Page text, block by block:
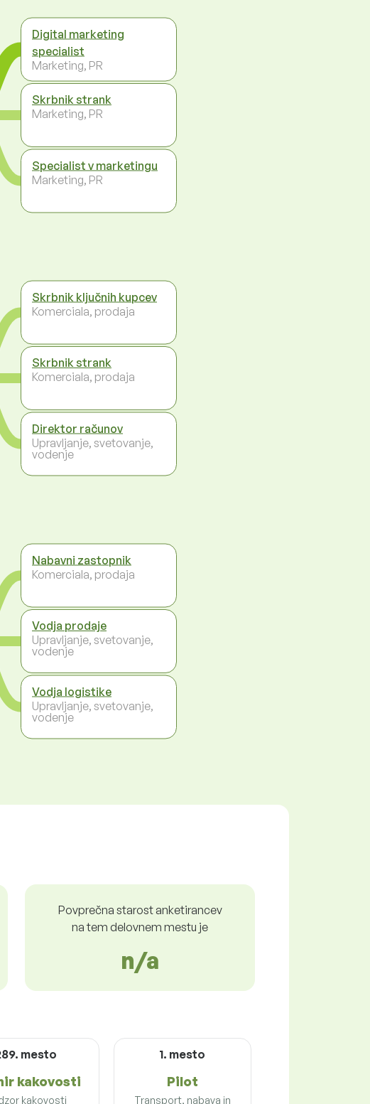
Digital marketing
specialist
Marketing, PR
Skrbnik strank
Marketing, PR
Specialist v marketingu
Marketing, PR
Skrbnik ključnih kupcev
Komerciala, prodaja
Skrbnik strank
Komerciala, prodaja
Direktor računov
Upravljanje, svetovanje,
vodenje
Nabavni zastopnik
Komerciala, prodaja
Vodja prodaje
Upravljanje, svetovanje,
vodenje
Vodja logistike
Upravljanje, svetovanje,
vodenje
Povprečna starost anketirancev
na tem delovnem mestu je
n/a
mesto
kakovosti
kakovosti
1. mesto
Pilot
Transport, nabava in